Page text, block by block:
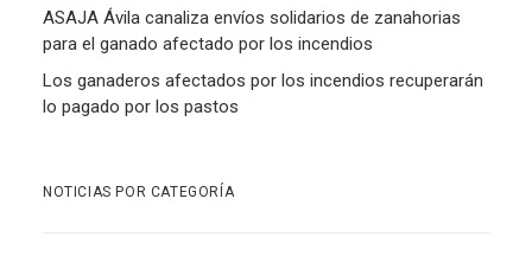
ASAJA Ávila canaliza envíos solidarios de zanahorias
para el ganado afectado por los incendios
Los ganaderos afectados por los incendios recuperarán
lo pagado por los pastos
NOTICIAS POR CATEGORÍA